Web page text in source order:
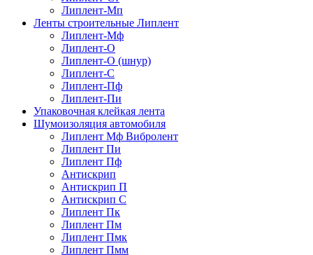
Липлент-Мп
Ленты строительные Липлент
Липлент-Мф
Липлент-О
Липлент-О (шнур)
Липлент-С
Липлент-Пф
Липлент-Пи
Упаковочная клейкая лента
Шумоизоляция автомобиля
Липлент Мф Вибролент
Липлент Пи
Липлент Пф
Антискрип
Антискрип П
Антискрип С
Липлент Пк
Липлент Пм
Липлент Пмк
Липлент Пмм